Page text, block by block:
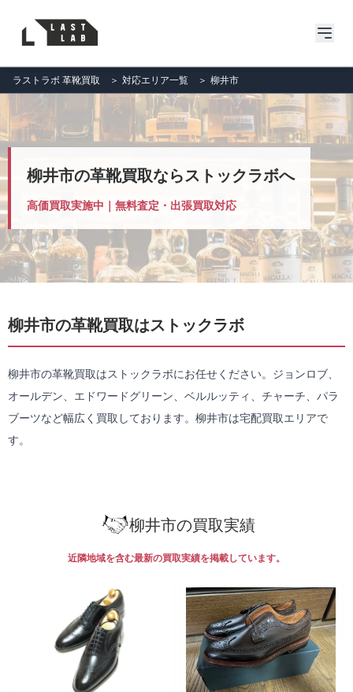
ラストラボ 革靴買取 ＞ 対応エリア一覧 ＞ 柳井市
柳井市の革靴買取ならストックラボへ
高価買取実施中｜無料査定・出張買取対応
柳井市の革靴買取はストックラボ
柳井市の革靴買取はストックラボにお任せください。ジョンロブ、
オールデン、エドワードグリーン、ベルルッティ、チャーチ、パラ
ブーツなど幅広く買取しております。柳井市は宅配買取エリアで
す。
柳井市の買取実績
近隣地域を含む最新の買取実績を掲載しています。